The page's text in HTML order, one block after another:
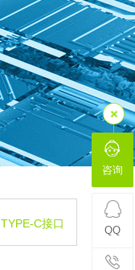
TYPE-C接口
咨询
QQ